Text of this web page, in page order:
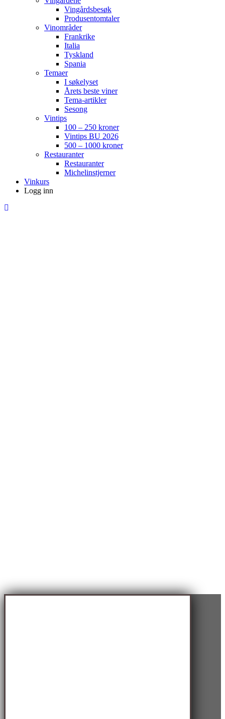
Vingårdsbesøk
Produsentomtaler
Vinområder
Frankrike
Italia
Tyskland
Spania
Temaer
I søkelyset
Årets beste viner
Tema-artikler
Sesong
Vintips
100 – 250 kroner
Vintips BU 2026
500 – 1000 kroner
Restauranter
Restauranter
Michelinstjerner
Vinkurs
Logg inn